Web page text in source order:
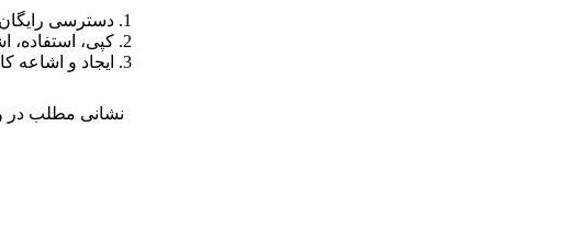
دسترسی
کپی، استفاده،
ایجاد و اشاعه
نشانی مطلب در